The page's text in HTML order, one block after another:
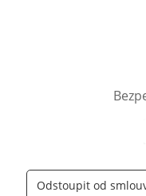
Odstoupit od